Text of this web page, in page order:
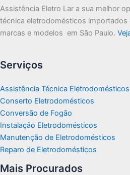
Assistência Eletro Lar a sua melhor
técnica eletrodomésticos importados
marcas e modelos em São Paulo.
Serviços
Assistência Técnica Eletrodomésticos
Conserto Eletrodomésticos
Conversão de Fogão
Instalação Eletrodomésticos
Manutenção de Eletrodomésticos
Reparo de Eletrodomésticos
Mais Procurados